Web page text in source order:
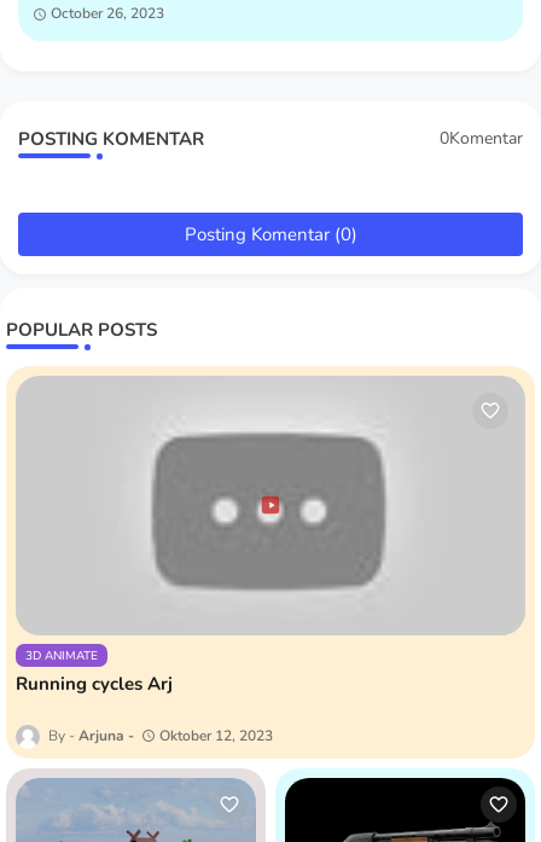
October 26, 2023
POSTING KOMENTAR 0Komentar
Posting Komentar (0)
POPULAR POSTS
3D ANIMATE
Running cycles Arj
Arjuna Oktober 12, 2023